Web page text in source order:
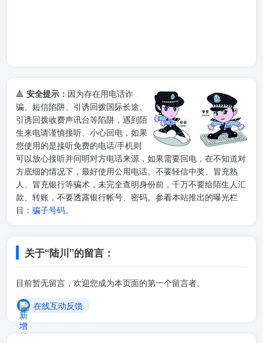
🔺 安全提示： 因为存在用电话诈
骗、短信陷阱、引诱回拨国际长途、
引诱回拨收费声讯台等陷阱，遇到陌
生来电请谨慎接听、小心回电，如果
您使用的是接听免费的电话/手机则
可以放心接听并问明对方电话来源，如果需要回电，在不知道对
方底细的情况下，最好使用公用电话。不要轻信中奖、冒充熟
人、冒充银行等骗术，未完全查明身份前，千万不要给陌生人汇
款、转账，不要透露银行帐号、密码。参看本站推出的曝光栏
目： 骗子号码。
关于“陆川”的留言：
目前暂无留言，欢迎您成为本页面的第一个留言者。
在线互动反馈